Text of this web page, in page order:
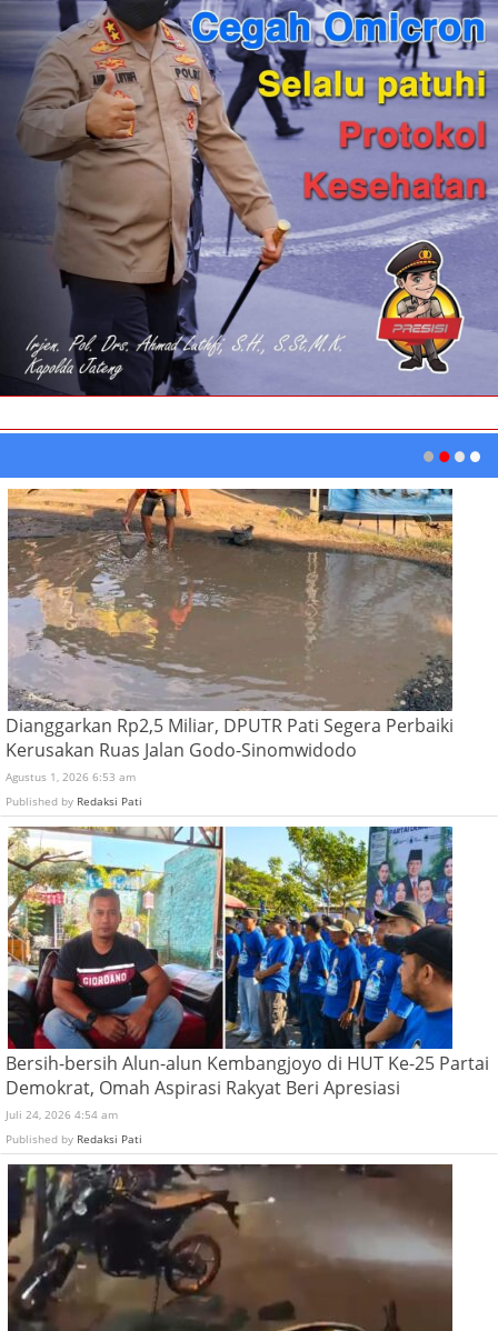
Dianggarkan Rp2,5 Miliar, DPUTR Pati Segera Perbaiki
Kerusakan Ruas Jalan Godo-Sinomwidodo
Agustus 1, 2026 6:53 am
Published by Redaksi Pati
Bersih-bersih Alun-alun Kembangjoyo di HUT Ke-25 Partai
Demokrat, Omah Aspirasi Rakyat Beri Apresiasi
Juli 24, 2026 4:54 am
Published by Redaksi Pati